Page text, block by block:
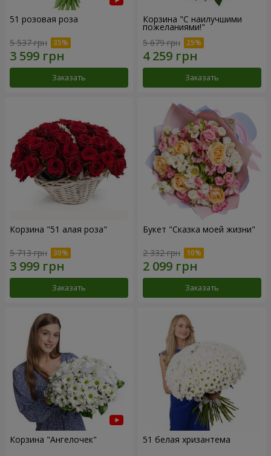
51 розовая роза
5 537 грн
Заказать
Корзина "С наилучшими
пожеланиями!"
5 679 грн
Заказать
Корзина "51 алая роза"
5 713 грн
Заказать
Букет "Сказка моей жизни"
2 332 грн
Заказать
Корзина "Ангелочек" 51 белая хризантема